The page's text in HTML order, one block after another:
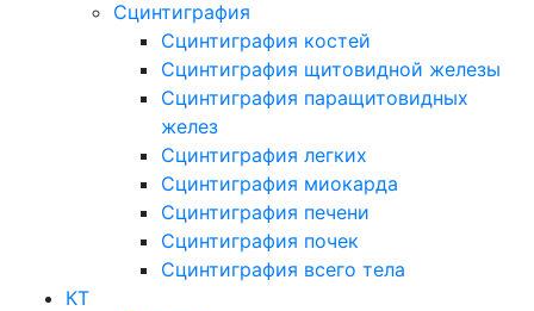
Сцинтиграфия
Сцинтиграфия костей
Сцинтиграфия щитовидной железы
Сцинтиграфия паращитовидных
желез
Сцинтиграфия легких
Сцинтиграфия миокарда
Сцинтиграфия печени
Сцинтиграфия почек
Сцинтиграфия всего тела
КТ